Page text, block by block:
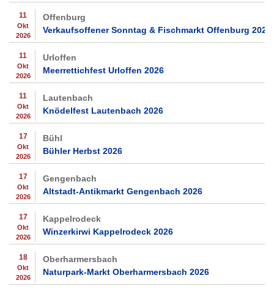
11
Okt
2026
Offenburg
Verkaufsoffener Sonntag & Fischmarkt Offenburg 2026
11
Okt
2026
Urloffen
Meerrettichfest Urloffen 2026
11
Okt
2026
Lautenbach
Knödelfest Lautenbach 2026
17
Okt
2026
Bühl
Bühler Herbst 2026
17
Okt
2026
Gengenbach
Altstadt-Antikmarkt Gengenbach 2026
17
Okt
2026
Kappelrodeck
Winzerkirwi Kappelrodeck 2026
18
Okt
2026
Oberharmersbach
Naturpark-Markt Oberharmersbach 2026